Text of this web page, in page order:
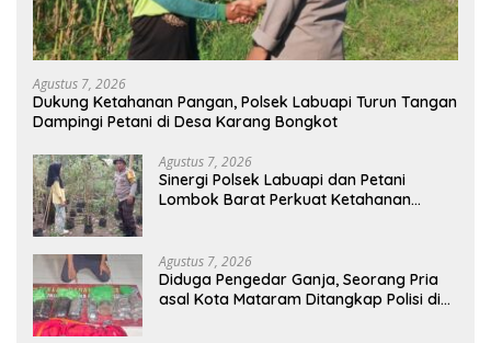
Agustus 7, 2026
Dukung Ketahanan Pangan, Polsek Labuapi Turun Tangan
Dampingi Petani di Desa Karang Bongkot
Agustus 7, 2026
Sinergi Polsek Labuapi dan Petani
Lombok Barat Perkuat Ketahanan
Agustus 7, 2026
Diduga Pengedar Ganja, Seorang Pria
asal Kota Mataram Ditangkap Polisi di